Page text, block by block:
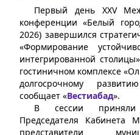
Первый день XXV
конференции «Белый
2026) завершился
«Формирование
интегрированной
гостиничном комплексе
долгосрочному
сообщает «Вестиабад».
В сессии приняли
Председателя Кабинета
представители